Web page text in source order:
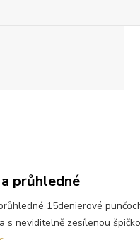
průhledné
15denierové
s neviditelně zesílenou